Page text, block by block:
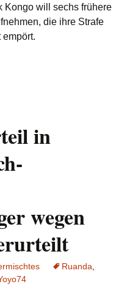
Kongo will sechs frühere
die ihre Strafe
Kongo: Streit um
in
wegen
Ruanda